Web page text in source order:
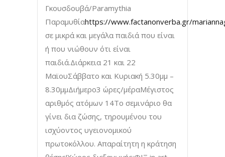
Γκουσδουβά/Paramythia
Παραμυθίαhttps://www.factanonverba.gr/
σε μικρά και μεγάλα παιδιά που είναι
ή που νιώθουν ότι είναι
παιδιά.Διάρκεια 21 και 22
ΜαϊουΣάββατο και Κυριακή 5.30μμ –
8.30μμΔιήμερο3 ώρες/μέραΜέγιστος
αριθμός ατόμων 14Το σεμινάριο θα
γίνει δια ζώσης, τηρουμένου του
ισχύοντος υγειονομικού
πρωτοκόλλου. Απαραίτητη η κράτηση